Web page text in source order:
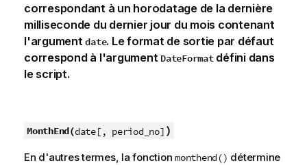
correspondant à un horodatage de la dernière
milliseconde du dernier jour du mois contenant
l'argumentdate. Le format de sortie par défaut
correspond à l'argument DateFormatdéfini dans
le script.
MonthEnd(date[, period_no] )
En d'autres termes, la fonction monthend() détermine